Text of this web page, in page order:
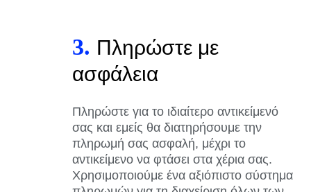
3. Πληρώστε με
ασφάλεια
Πληρώστε για το ιδιαίτερο αντικείμενό
σας και εμείς θα διατηρήσουμε την
πληρωμή σας ασφαλή, μέχρι το
αντικείμενο να φτάσει στα χέρια σας.
Χρησιμοποιούμε ένα αξιόπιστο σύστημα